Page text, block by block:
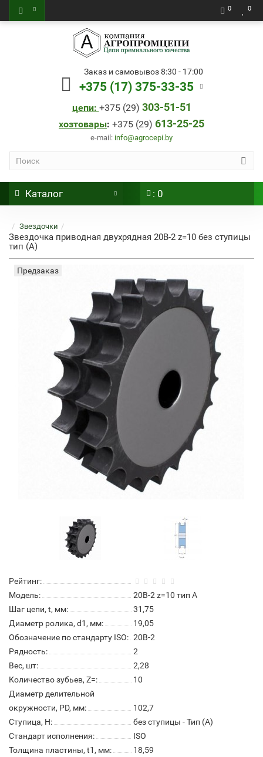
0 0
Заказ и самовывоз 8:30 - 17:00
+375 (17) 375-33-35
цепи: +375 (29) 303-51-51
хозтовары: +375 (29) 613-25-25
e-mail: info@agrocepi.by
Каталог : 0
Звездочки
Звездочка приводная двухрядная 20B-2 z=10 без ступицы
тип (А)
Предзаказ
Рейтинг:
Модель:
20B-2 z=10 тип А
Шаг цепи, t, мм:
31,75
Диаметр ролика, d1, мм:
19,05
Обозначение по стандарту ISO: 20B-2
Рядность:
2
Вес, шт:
2,28
Количество зубьев, Z=:
10
Диаметр делительной
окружности, PD, мм:
102,7
Ступица, H:
без ступицы - Тип (А)
Стандарт исполнения:
ISO
Толщина пластины, t1, мм:
18,59